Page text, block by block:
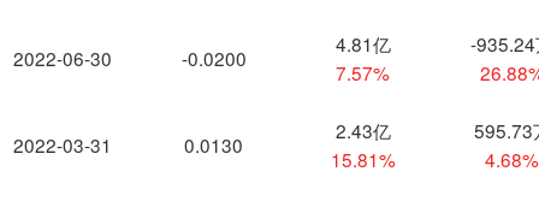
2022-06-30
2022-03-31
-0.0200
4.81亿
7.57%
-
0.0130
2.43亿
15.81%
595.73
4.68%